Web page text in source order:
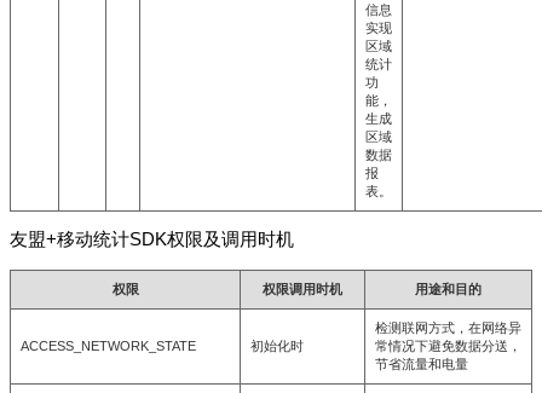
信息
实现
区域
统计
功
能，
生成
区域
数据
报
表。
友盟+移动统计SDK权限及调用时机
权限 权限调用时机 用途和目的
ACCESS_NETWORK_STATE 初始化时
检测联网方式，在网络异
常情况下避免数据分送，
节省流量和电量